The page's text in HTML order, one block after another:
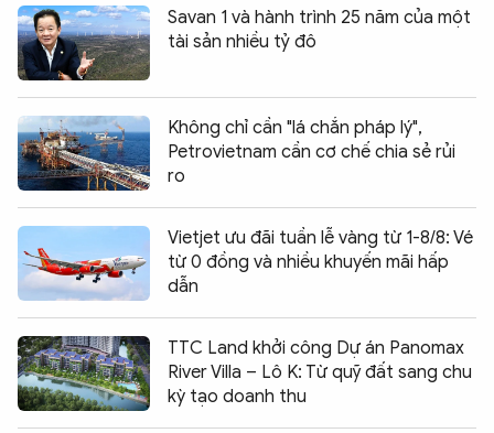
Savan 1 và hành trình 25 năm của một
tài sản nhiều tỷ đô
Không chỉ cần "lá chắn pháp lý",
Petrovietnam cần cơ chế chia sẻ rủi
ro
Vietjet ưu đãi tuần lễ vàng từ 1-8/8: Vé
từ 0 đồng và nhiều khuyến mãi hấp
dẫn
TTC Land khởi công Dự án Panomax
River Villa – Lô K: Từ quỹ đất sang chu
kỳ tạo doanh thu